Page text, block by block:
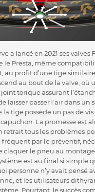
a lancé en 2021 ses valves
le Presta, même
au profit d’une tige
au bout de la valve, où
torique assurant
laisser passer l’air dans un
la tige possède un pas de
La promesse est
retrait tous les problèmes
fréquent par le préventif,
claquer le pneu au
est au final si simple
personne n’y avait pensé
et les utilisateurs
Pourtant, le succès